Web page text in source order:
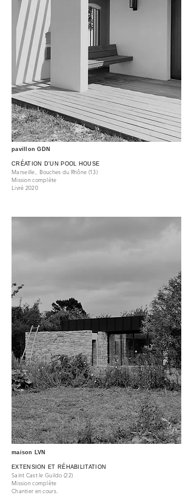
pavillon GDN
CRÉATION D'UN POOL HOUSE
Marseille, Bouches du Rhône (13)
Mission complète
Livré 2020
maison LVN
EXTENSION ET RÉHABILITATION
Saint Cast le Guildo(22)
Mission complète
Chantier en cours.